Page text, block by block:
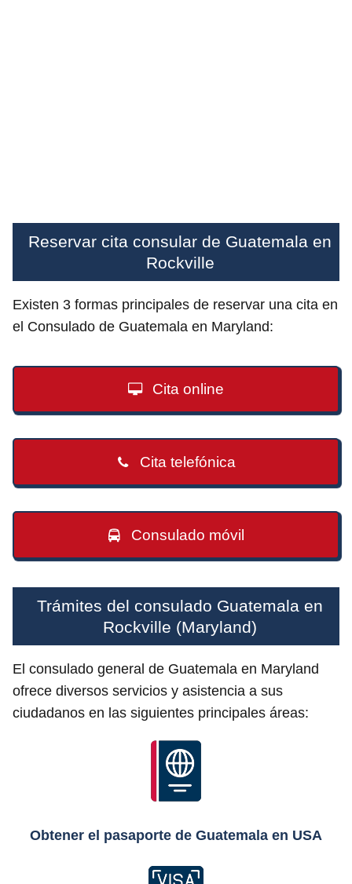
Reservar cita consular de Guatemala en
Rockville
Existen 3 formas principales de reservar una cita en
el Consulado de Guatemala en Maryland:
Cita online
Cita telefónica
Consulado móvil
Trámites del consulado Guatemala en
Rockville (Maryland)
El consulado general de Guatemala en Maryland
ofrece diversos servicios y asistencia a sus
ciudadanos en las siguientes principales áreas:
Obtener el pasaporte de Guatemala en USA